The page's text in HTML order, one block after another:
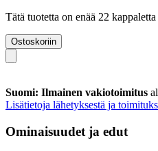
Tätä tuotetta on enää 22
Ostoskoriin
Suomi: Ilmainen vakiotoimitus
Lisätietoja lähetyksestä ja
Ominaisuudet ja edut